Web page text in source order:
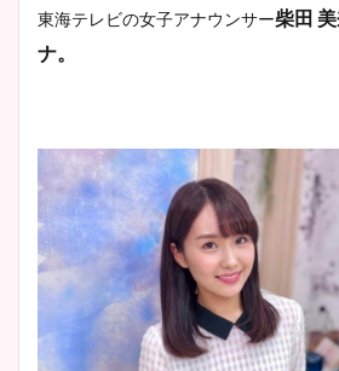
東海テレビの女子アナウンサー柴田
ナ。